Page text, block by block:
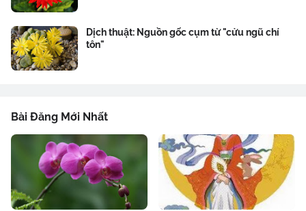
Dịch thuật: Nguồn gốc cụm từ "cửu ngũ chí
tôn"
Bài Đăng Mới Nhất